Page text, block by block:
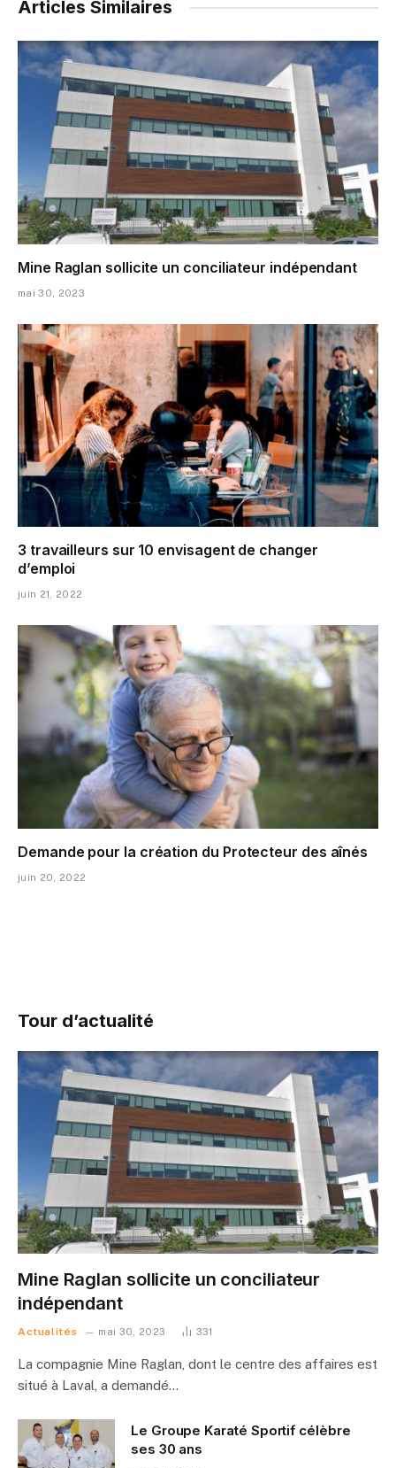
Articles Similaires
Mine Raglan sollicite un conciliateur indépendant
mai 30, 2023
3 travailleurs sur 10 envisagent de changer
d’emploi
juin 21, 2022
Demande pour la création du Protecteur des aînés
juin 20, 2022
Tour d’actualité
Mine Raglan sollicite un conciliateur
indépendant
Actualités mai 30, 2023 331
La compagnie Mine Raglan, dont le centre des affaires est
situé à Laval, a demandé…
Le Groupe Karaté Sportif célèbre
ses 30 ans